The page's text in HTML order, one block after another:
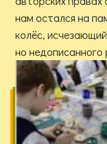
нам остался на
колёс,
но